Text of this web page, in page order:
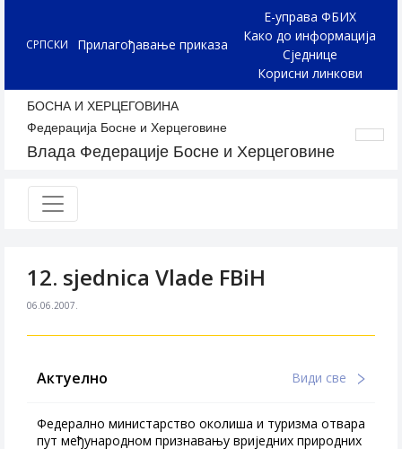
СРПСКИ Прилагођавање приказа
Е-управа ФБИХ
Како до информација
Сједнице
Корисни линкови
БОСНА И ХЕРЦЕГОВИНА
Федерација Босне и Херцеговине
Влада Федерације Босне и Херцеговине
12. sjednica Vlade FBiH
06.06.2007.
Актуелно Види све
Федерално министарство околиша и туризма отвара
пут међународном признавању вриједних природних